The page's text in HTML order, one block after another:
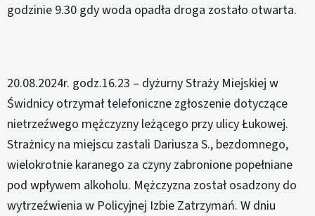
godzinie 9.30 gdy woda opadła droga zostało otwarta.
20.08.2024r. godz.16.23 – dyżurny Straży Miejskiej w
Świdnicy otrzymał telefoniczne zgłoszenie dotyczące
nietrzeźwego mężczyzny leżącego przy ulicy Łukowej.
Strażnicy na miejscu zastali Dariusza S., bezdomnego,
wielokrotnie karanego za czyny zabronione popełniane
pod wpływem alkoholu. Mężczyzna został osadzony do
wytrzeźwienia w Policyjnej Izbie Zatrzymań. W dniu